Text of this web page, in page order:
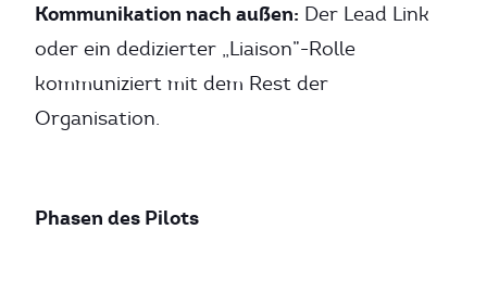
Kommunikation nach außen: Der Lead Link
oder ein dedizierter „Liaison”-Rolle
kommuniziert mit dem Rest der
Organisation.
Phasen des Pilots